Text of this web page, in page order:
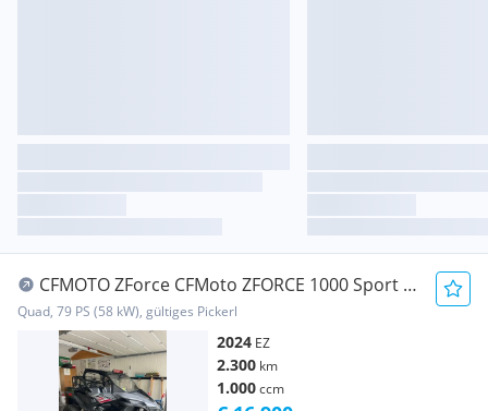
CFMOTO ZForce CFMoto ZFORCE 1000 Sport -
nur 2300 KM KD NEU
Quad, 79 PS (58 kW), gültiges Pickerl
2024 EZ
2.300 km
1.000ccm